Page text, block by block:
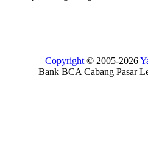
Copyright© 2005-2026
Bank BCA Cabang Pasar